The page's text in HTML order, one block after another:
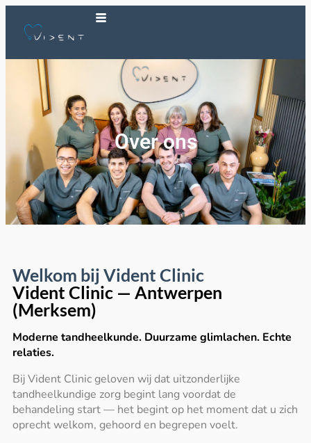
Over ons
Welkom bij Vident Clinic
Vident Clinic — Antwerpen
(Merksem)
Moderne tandheelkunde. Duurzame glimlachen. Echte
relaties.
Bij Vident Clinic geloven wij dat uitzonderlijke
tandheelkundige zorg begint lang voordat de
behandeling start — het begint op het moment dat u zich
oprecht welkom, gehoord en begrepen voelt.